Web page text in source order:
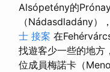
Alsópetény的
（Nádasdladány）
士 接案 在
找遊客少一些的地方
位成員梅諾卡（